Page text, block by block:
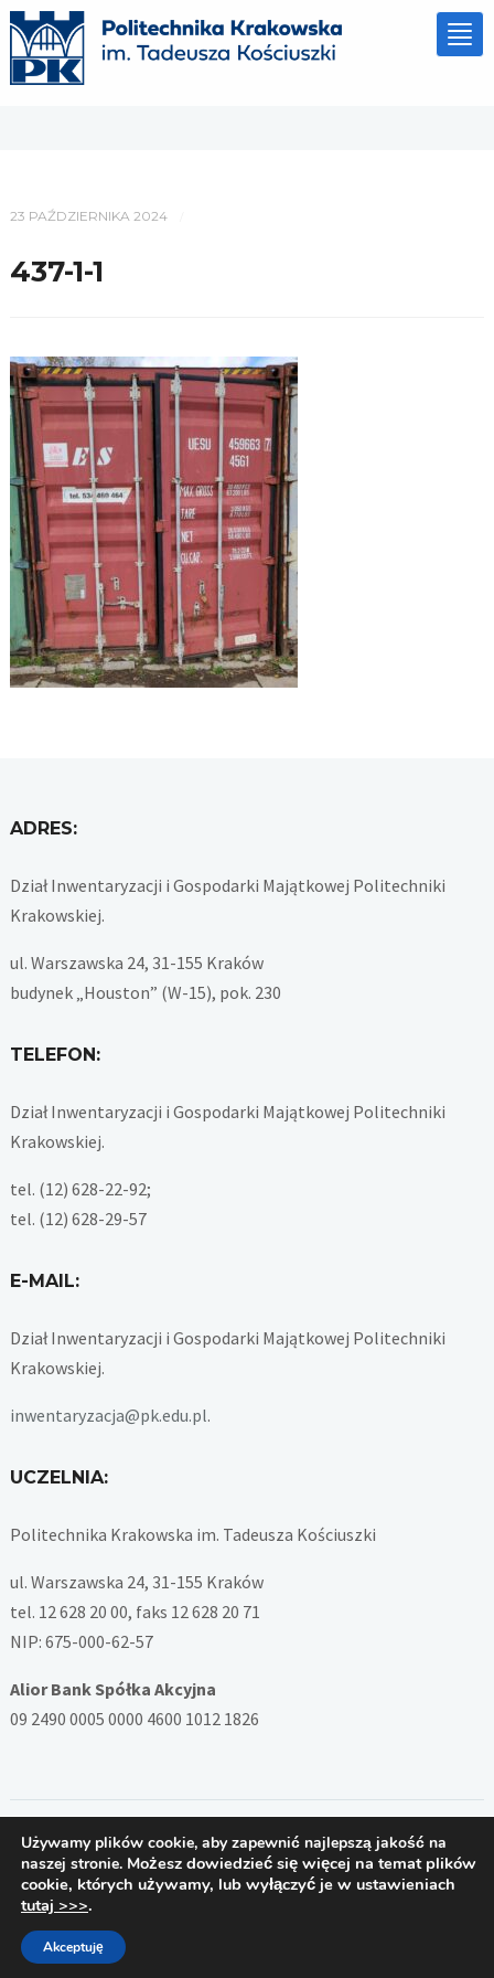
23 PAŹDZIERNIKA 2024
437-1-1
ADRES:
Dział Inwentaryzacji i Gospodarki Majątkowej Politechniki
Krakowskiej.
ul. Warszawska 24, 31-155 Kraków
budynek „Houston” (W-15), pok. 230
TELEFON:
Dział Inwentaryzacji i Gospodarki Majątkowej Politechniki
Krakowskiej.
tel. (12) 628-22-92;
tel. (12) 628-29-57
E-MAIL:
Dział Inwentaryzacji i Gospodarki Majątkowej Politechniki
Krakowskiej.
inwentaryzacja@pk.edu.pl.
UCZELNIA:
Politechnika Krakowska im. Tadeusza Kościuszki
ul. Warszawska 24, 31-155 Kraków
tel. 12 628 20 00, faks 12 628 20 71
NIP: 675-000-62-57
Alior Bank Spółka Akcyjna
09 2490 0005 0000 4600 1012 1826
Copyright © 2026 — System ZSD Politechniki Krakowskiej. All
Rights Reserved
Designed by
Używamy plików cookie, aby zapewnić najlepszą jakość na
naszej stronie. Możesz dowiedzieć się więcej na temat plików
cookie, których używamy, lub wyłączyć je w ustawieniach
tutaj >>>.
Akceptuję